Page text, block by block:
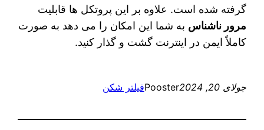
گرفته شده است. علاوه بر این پروتکل‌ ها قابلیت
مرور ناشناس به شما این امکان را می دهد به صورت
کاملاً ایمن در اینترنت گشت و گذار کنید.
جولای 20, 2024 Poosterفیلتر شکن